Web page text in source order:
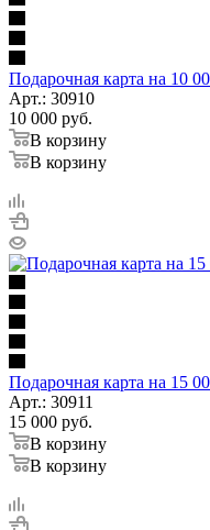
Подарочная карта на 10
Арт.: 30910
10 000 руб.
В корзину
В корзину
Подарочная карта на 15
Арт.: 30911
15 000 руб.
В корзину
В корзину